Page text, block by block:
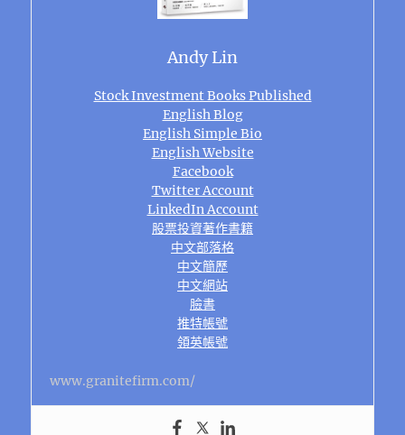
Andy Lin
Stock Investment Books Published
English Blog
English Simple Bio
English Website
Facebook
Twitter Account
LinkedIn Account
股票投資著作書籍
中文部落格
中文簡歷
中文網站
臉書
推特帳號
領英帳號
www.granitefirm.com/